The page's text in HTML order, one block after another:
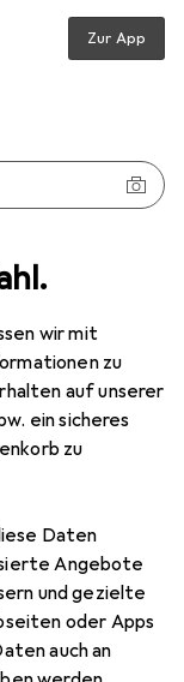
wir mit
zu
auf unserer
ein sicheres
zu
Daten
Angebote
und gezielte
oder Apps
auch an
Zur App
Design New Lifestyle